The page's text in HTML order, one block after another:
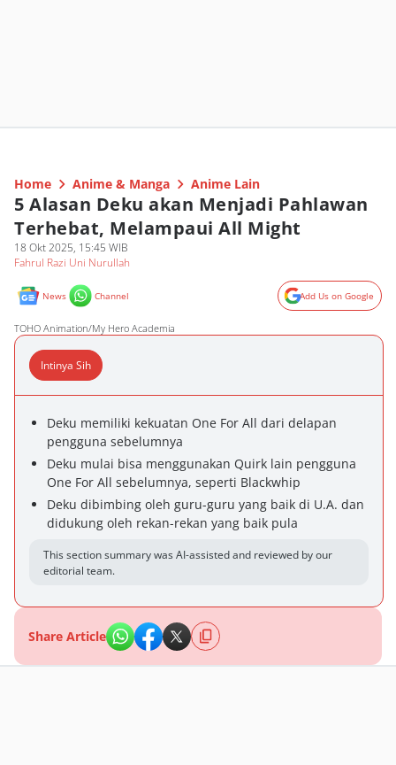
Home Anime & Manga Anime Lain
5 Alasan Deku akan Menjadi Pahlawan
Terhebat, Melampaui All Might
18 Okt 2025, 15:45 WIB
Fahrul Razi Uni Nurullah
News Channel Add Us on Google
TOHO Animation/My Hero Academia
Intinya Sih
Deku memiliki kekuatan One For All dari delapan
pengguna sebelumnya
Deku mulai bisa menggunakan Quirk lain pengguna
One For All sebelumnya, seperti Blackwhip
Deku dibimbing oleh guru-guru yang baik di U.A. dan
didukung oleh rekan-rekan yang baik pula
This section summary was AI-assisted and reviewed by our
editorial team.
Share Article